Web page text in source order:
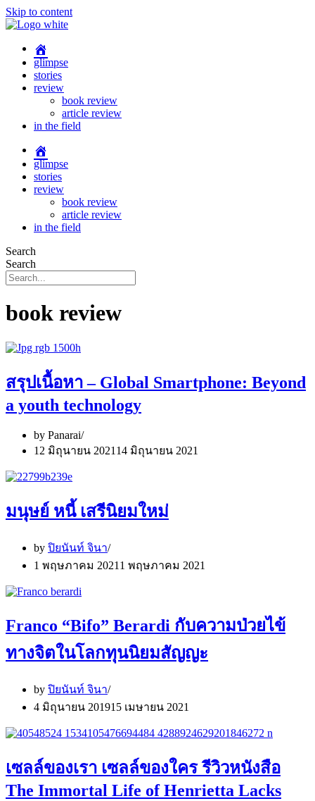
Skip to content
glimpse
stories
review
book review
article review
in the field
glimpse
stories
review
book review
article review
in the field
Search
Search
book review
สรุปเนื้อหา – Global Smartphone: Beyond
a youth technology
by Panarai
12 มิถุนายน 2021 14 มิถุนายน 2021
มนุษย์ หนี้ เสรีนิยมใหม่
by ปิยนันท์ จินา
1 พฤษภาคม 2021 1 พฤษภาคม 2021
Franco “Bifo” Berardi กับความป่วยไข้
ทางจิตในโลกทุนนิยมสัญญะ
by ปิยนันท์ จินา
4 มิถุนายน 201915 เมษายน 2021
เซลล์ของเรา เซลล์ของใคร รีวิวหนังสือ
The Immortal Life of Henrietta Lacks